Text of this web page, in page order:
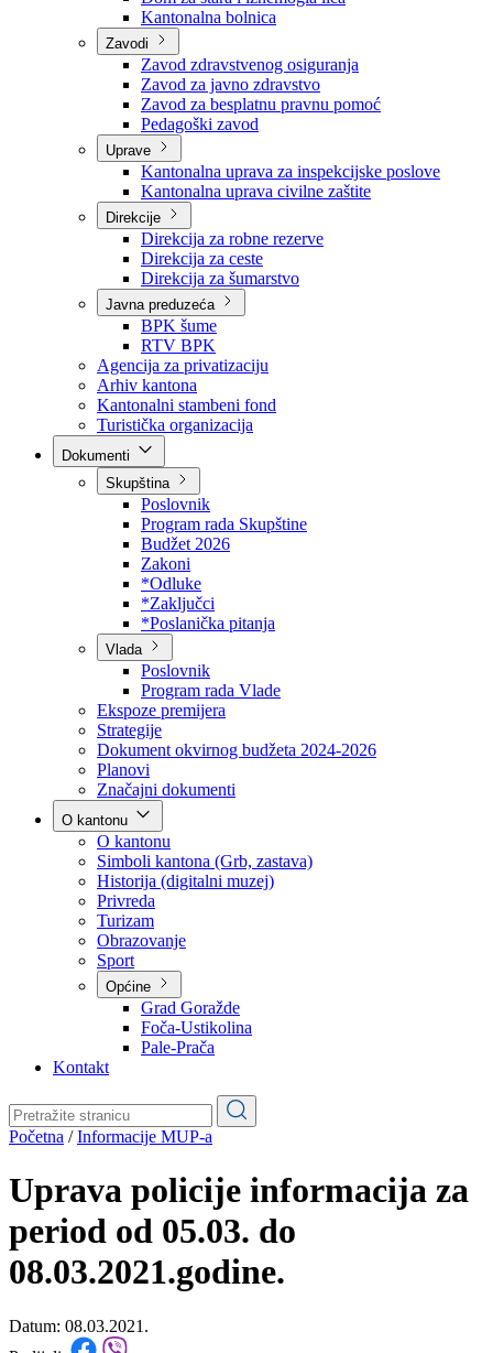
Ustanove
Centar za socijalni rad
Dom za stara i iznemogla lica
Kantonalna bolnica
Zavodi
Zavod zdravstvenog osiguranja
Zavod za javno zdravstvo
Zavod za besplatnu pravnu pomoć
Pedagoški zavod
Uprave
Kantonalna uprava za inspekcijske poslove
Kantonalna uprava civilne zaštite
Direkcije
Direkcija za robne rezerve
Direkcija za ceste
Direkcija za šumarstvo
Javna preduzeća
BPK šume
RTV BPK
Agencija za privatizaciju
Arhiv kantona
Kantonalni stambeni fond
Turistička organizacija
Skupština
Poslovnik
Program rada Skupštine
Budžet 2026
Zakoni
*Odluke
*Zaključci
*Poslanička pitanja
Vlada
Poslovnik
Program rada Vlade
Ekspoze premijera
Strategije
Dokument okvirnog budžeta 2024-2026
Planovi
Značajni dokumenti
O kantonu
O kantonu
Simboli kantona (Grb, zastava)
Historija (digitalni muzej)
Privreda
Turizam
Obrazovanje
Općine
Pale-Prača
Kontakt
Početna/Informacije MUP-a
Uprava policije informacija za
period od 05.03. do
08.03.2021.godine.